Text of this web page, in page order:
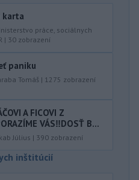
karta
práce, sociálnych
| 30 zobrazení
paniku
Tomáš | 1275 zobrazení
A FICOVI Z
VÁS‼️DOSŤ B...
Július | 390 zobrazení
inštitúcií